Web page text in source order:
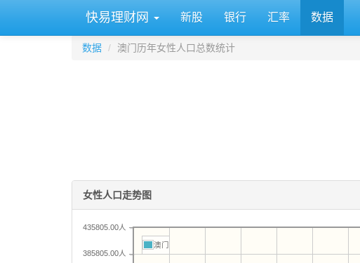
快易理财网 新股 银行 汇率 数据
数据 澳门历年女性人口总数统计
女性人口走势图
385805.00人
435805.00人
澳门